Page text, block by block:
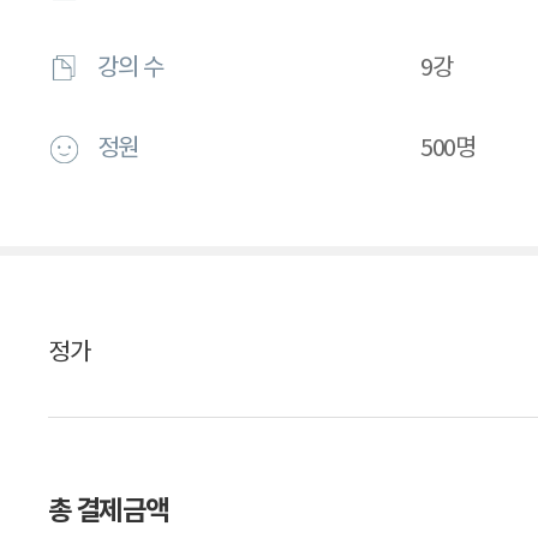
강의 수 9강
정원 500명
정가
총 결제금액